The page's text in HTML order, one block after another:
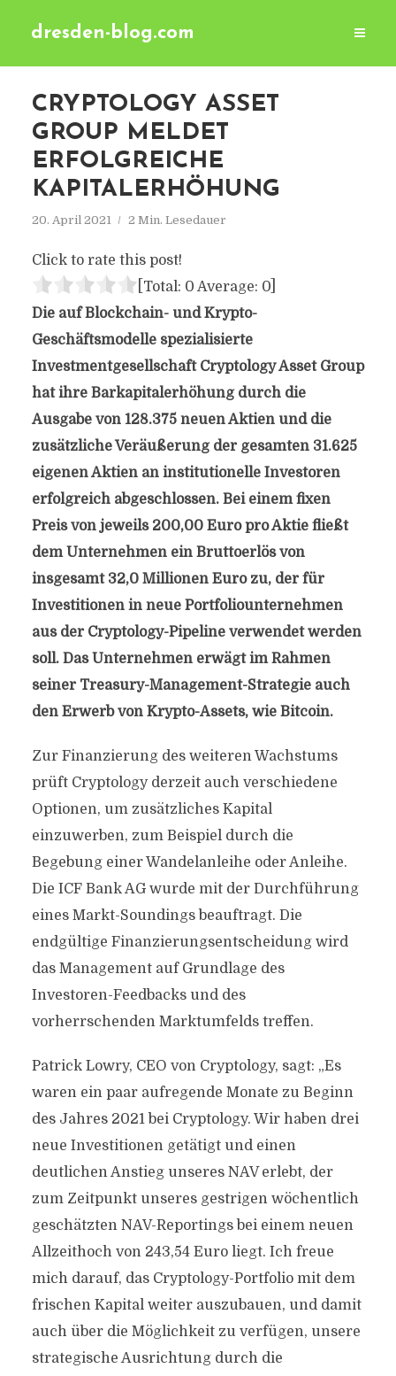
dresden-blog.com
CRYPTOLOGY ASSET
GROUP MELDET
ERFOLGREICHE
KAPITALERHÖHUNG
20. April 2021 2 Min. Lesedauer
Click to rate this post!
[Total: 0 Average: 0]
Die auf Blockchain- und Krypto-
Geschäftsmodelle spezialisierte
Investmentgesellschaft Cryptology Asset Group
hat ihre Barkapitalerhöhung durch die
Ausgabe von 128.375 neuen Aktien und die
zusätzliche Veräußerung der gesamten 31.625
eigenen Aktien an institutionelle Investoren
erfolgreich abgeschlossen. Bei einem fixen
Preis von jeweils 200,00 Euro pro Aktie fließt
dem Unternehmen ein Bruttoerlös von
insgesamt 32,0 Millionen Euro zu, der für
Investitionen in neue Portfoliounternehmen
aus der Cryptology-Pipeline verwendet werden
soll. Das Unternehmen erwägt im Rahmen
seiner Treasury-Management-Strategie auch
den Erwerb von Krypto-Assets, wie Bitcoin.
Zur Finanzierung des weiteren Wachstums
prüft Cryptology derzeit auch verschiedene
Optionen, um zusätzliches Kapital
einzuwerben, zum Beispiel durch die
Begebung einer Wandelanleihe oder Anleihe.
Die ICF Bank AG wurde mit der Durchführung
eines Markt-Soundings beauftragt. Die
endgültige Finanzierungsentscheidung wird
das Management auf Grundlage des
Investoren-Feedbacks und des
vorherrschenden Marktumfelds treffen.
Patrick Lowry, CEO von Cryptology, sagt: „Es
waren ein paar aufregende Monate zu Beginn
des Jahres 2021 bei Cryptology. Wir haben drei
neue Investitionen getätigt und einen
deutlichen Anstieg unseres NAV erlebt, der
zum Zeitpunkt unseres gestrigen wöchentlich
geschätzten NAV-Reportings bei einem neuen
Allzeithoch von 243,54 Euro liegt. Ich freue
mich darauf, das Cryptology-Portfolio mit dem
frischen Kapital weiter auszubauen, und damit
auch über die Möglichkeit zu verfügen, unsere
strategische Ausrichtung durch die